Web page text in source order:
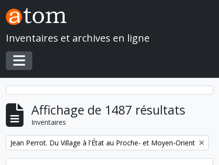
Skip to main content
Inventaires et archives en ligne
Toggle navigation
Affichage de 1487 résultats
Inventaires
Remove filter:
Jean Perrot. Du Village à l'État au Proche- et Moyen-Orient